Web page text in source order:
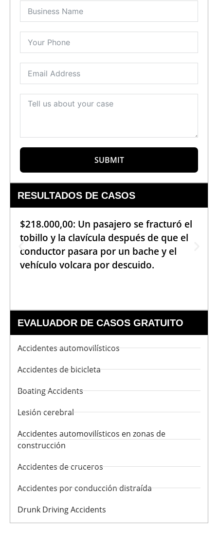
SUBMIT
RESULTADOS DE CASOS
$218.000,00: Un pasajero se fracturó el
tobillo y la clavícula después de que el
conductor pasara por un bache y el
vehículo volcara por descuido.
EVALUADOR DE CASOS GRATUITO
Accidentes automovilísticos
Accidentes de bicicleta
Boating Accidents
Lesión cerebral
Accidentes automovilísticos en zonas de
construcción
Accidentes de cruceros
Accidentes por conducción distraída
Drunk Driving Accidents